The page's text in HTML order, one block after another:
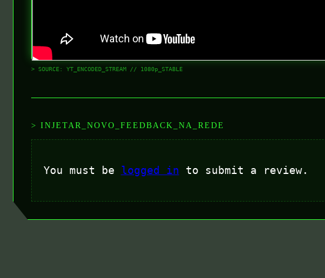
> SOURCE: YT_ENCODED_STREAM // 1080p_STABLE
> INJETAR_NOVO_FEEDBACK_NA_REDE
You must be logged in to submit a review.